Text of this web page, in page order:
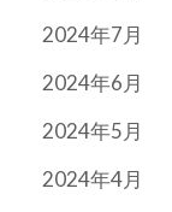
2024年7月
2024年6月
2024年5月
2024年4月